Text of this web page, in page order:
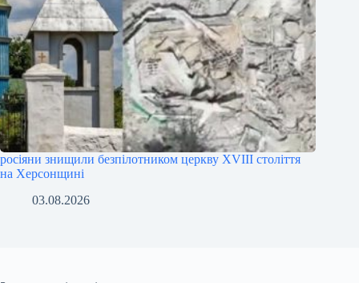
росіяни знищили безпілотником церкву XVIII століття
на Херсонщині
03.08.2026